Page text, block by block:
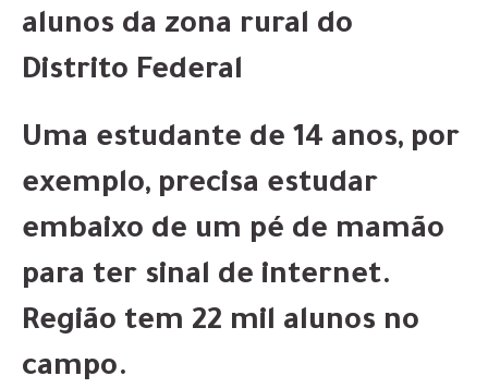
alunos da zona rural do
Distrito Federal
Uma estudante de 14 anos, por
exemplo, precisa estudar
embaixo de um pé de mamão
para ter sinal de internet.
Região tem 22 mil alunos no
campo.